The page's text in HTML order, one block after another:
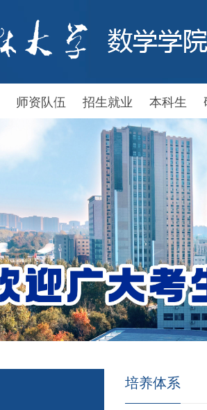
师资队伍 招生就业 本科生
培养体系